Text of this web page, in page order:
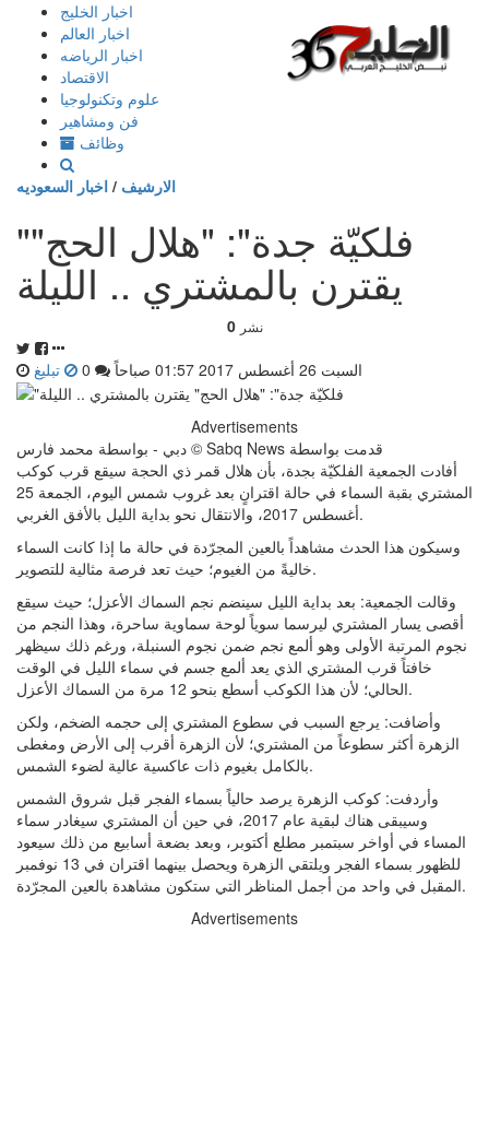
إذهب
المحتوى
اخبار الخليج
اخبار العالم
اخبار الرياضه
الاقتصاد
علوم وتكنولوجيا
فن ومشاهير
وظائف
الارشيف / اخبار السعوديه
"فلكيّة جدة": "هلال الحج"
يقترن بالمشتري .. الليلة
0 نشر
السبت 26 أغسطس 2017 01:57 صباحاً تبليغ
Advertisements
دبي - بواسطة محمد فارس © Sabq News قدمت بواسطة
أفادت الجمعية الفلكيّة بجدة، بأن هلال قمر ذي الحجة سيقع قرب كوكب
المشتري بقبة السماء في حالة اقترانٍ بعد غروب شمس اليوم، الجمعة 25
أغسطس 2017، والانتقال نحو بداية الليل بالأفق الغربي.
وسيكون هذا الحدث مشاهداً بالعين المجرّدة في حالة ما إذا كانت السماء
خاليةً من الغيوم؛ حيث تعد فرصة مثالية للتصوير.
وقالت الجمعية: بعد بداية الليل سينضم نجم السماك الأعزل؛ حيث سيقع
أقصى يسار المشتري ليرسما سوياً لوحة سماوية ساحرة، وهذا النجم من
نجوم المرتبة الأولى وهو ألمع نجم ضمن نجوم السنبلة، ورغم ذلك سيظهر
خافتاً قرب المشتري الذي يعد ألمع جسم في سماء الليل في الوقت
الحالي؛ لأن هذا الكوكب أسطع بنحو 12 مرة من السماك الأعزل.
وأضافت: يرجع السبب في سطوع المشتري إلى حجمه الضخم، ولكن
الزهرة أكثر سطوعاً من المشتري؛ لأن الزهرة أقرب إلى الأرض ومغطى
بالكامل بغيوم ذات عاكسية عالية لضوء الشمس.
وأردفت: كوكب الزهرة يرصد حالياً بسماء الفجر قبل شروق الشمس
وسيبقى هناك لبقية عام 2017، في حين أن المشتري سيغادر سماء
المساء في أواخر سبتمبر مطلع أكتوبر، وبعد بضعة أسابيع من ذلك سيعود
للظهور بسماء الفجر ويلتقي الزهرة ويحصل بينهما اقتران في 13 نوفمبر
المقبل في واحد من أجمل المناظر التي ستكون مشاهدة بالعين المجرّدة.
Advertisements